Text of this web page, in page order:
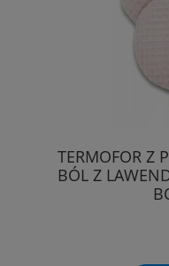
TERMOFOR Z
BÓL Z